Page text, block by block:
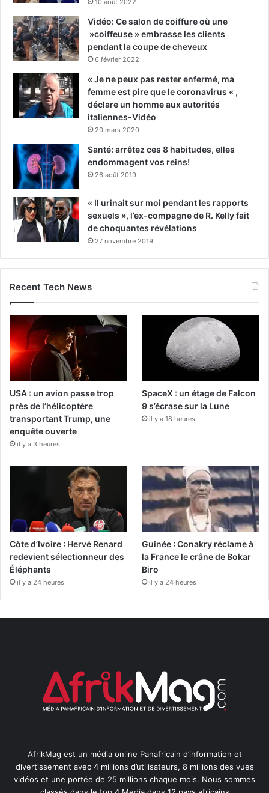
10 août 2022
Vidéo: Ce salon de coiffure où une
»coiffeuse » embrasse les clients
pendant la coupe de cheveux
6 février 2022
« Je ne peux pas rester enfermé, ma
femme est pire que le coronavirus « ,
déclare un homme aux autorités
italiennes-Vidéo
20 mars 2020
Santé: arrêtez ces 8 habitudes, elles
endommagent vos reins!
26 août 2019
« Il urinait sur moi pendant les rapports
sexuels », l’ex-compagne de R. Kelly fait
de choquantes révélations
27 novembre 2019
Recent Tech News
USA : un avion passe trop
près de l’hélicoptère
transportant Trump, une
enquête ouverte
il y a 3 heures
SpaceX : un étage de Falcon
9 s’écrase sur la Lune
il y a 18 heures
Côte d’Ivoire : Hervé Renard
redevient sélectionneur des
Éléphants
il y a 24 heures
Guinée : Conakry réclame à
la France le crâne de Bokar
Biro
il y a 24 heures
AfrikMag est un média online Panafricain d’information et
divertissement avec 4 millions d’utilisateurs, 8 millions des vues
vidéos et une portée de 25 millions chaque mois. Nous sommes